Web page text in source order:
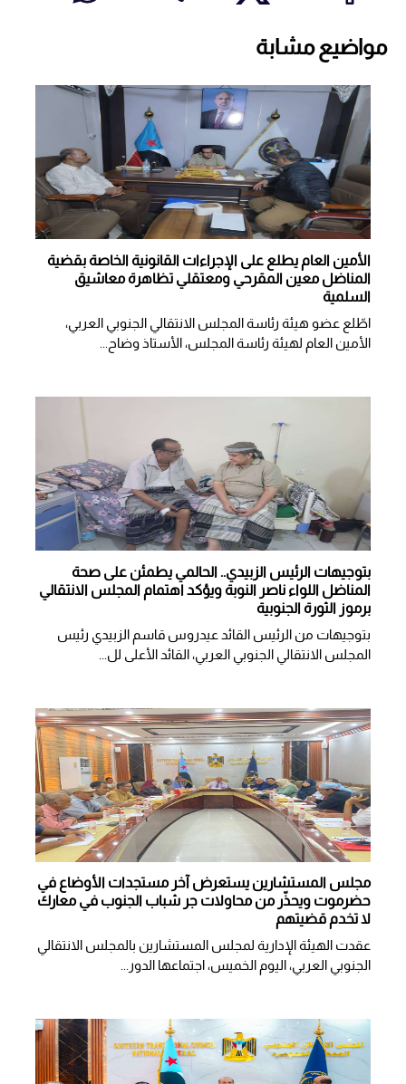
مواضيع مشابة
الأمين العام يطلع على الإجراءات القانونية الخاصة بقضية
المناضل معين المقرحي ومعتقلي تظاهرة معاشيق
السلمية
اطّلع عضو هيئة رئاسة المجلس الانتقالي الجنوبي العربي،
الأمين العام لهيئة رئاسة المجلس، الأستاذ وضاح...
بتوجيهات الرئيس الزبيدي.. الحالمي يطمئن على صحة
المناضل اللواء ناصر النوبة ويؤكد اهتمام المجلس الانتقالي
برموز الثورة الجنوبية
بتوجيهات من الرئيس القائد عيدروس قاسم الزبيدي رئيس
المجلس الانتقالي الجنوبي العربي، القائد الأعلى لل...
مجلس المستشارين يستعرض آخر مستجدات الأوضاع في
حضرموت ويحذّر من محاولات جر شباب الجنوب في معارك
لا تخدم قضيتهم
عقدت الهيئة الإدارية لمجلس المستشارين بالمجلس الانتقالي
الجنوبي العربي، اليوم الخميس، اجتماعها الدور...